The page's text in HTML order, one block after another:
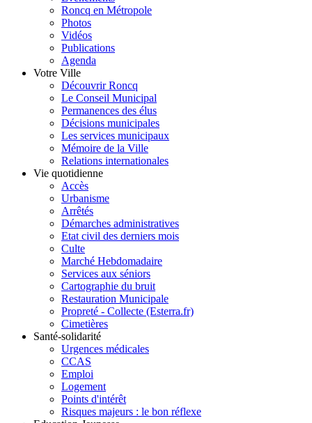
Roncq en Métropole
Photos
Vidéos
Publications
Agenda
Votre Ville
Découvrir Roncq
Le Conseil Municipal
Permanences des élus
Décisions municipales
Les services municipaux
Mémoire de la Ville
Relations internationales
Vie quotidienne
Accès
Urbanisme
Arrêtés
Démarches administratives
Etat civil des derniers mois
Culte
Marché Hebdomadaire
Services aux séniors
Cartographie du bruit
Restauration Municipale
Propreté - Collecte (Esterra.fr)
Cimetières
Santé-solidarité
Urgences médicales
CCAS
Emploi
Logement
Points d'intérêt
Risques majeurs : le bon réflexe